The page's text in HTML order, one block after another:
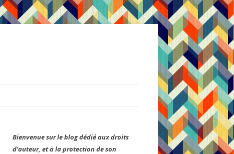
Bienvenue sur le blog dédié aux droits
d’auteur, et à la protection de son